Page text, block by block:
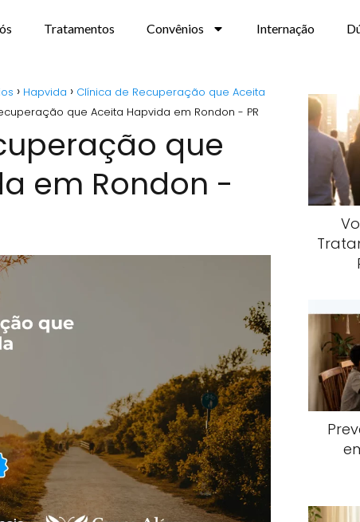
Tratamentos Convênios Internação
Hapvida
Clínica de Recuperação que Aceita
que Aceita Hapvida em Rondon - PR
que
em Rondon -